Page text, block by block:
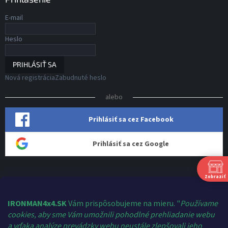
IRONMAN4x4.SKVám prispôsobujeme na mieru. "Používame
cookies, aby sme Vám umožnili pohodlné prehliadanie webu
E-mail
Heslo
PRIHLÁSIŤ SA
Nová registráciaZabudnuté heslo
alebo
Prihlásiť sa cez Facebook
Prihlásiť sa cez Google
shop@ironman4x4.sk
+421 910 124 459
Zobraziť